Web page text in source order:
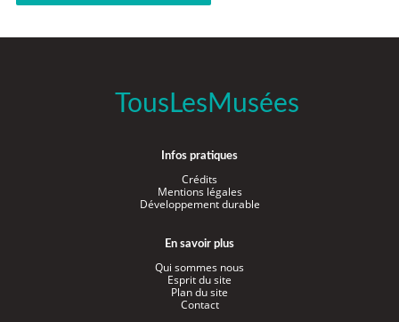
TousLesMusées
Infos pratiques
Crédits
Mentions légales
Développement durable
En savoir plus
Qui sommes nous
Esprit du site
Plan du site
Contact